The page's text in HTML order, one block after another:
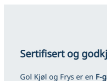
Sertifisert og
Gol Kjøl og Frys er en F-